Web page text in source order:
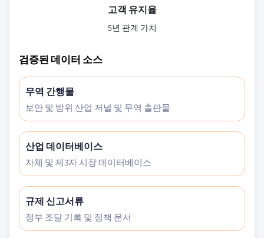
고객 유지율
5년 관계 가치
검증된 데이터 소스
무역 간행물
보안 및 방위 산업 저널 및 무역 출판물
산업 데이터베이스
자체 및 제3자 시장 데이터베이스
규제 신고서류
정부 조달 기록 및 정책 문서